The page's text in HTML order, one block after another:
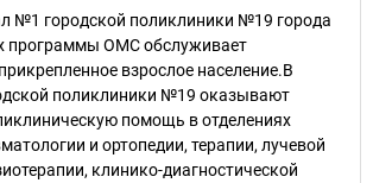
№1 городской поликлиники №19 города
программы ОМС обслуживает
взрослое население.В
поликлиники №19 оказывают
помощь в отделениях
и ортопедии, терапии, лучевой
клинико-диагностической